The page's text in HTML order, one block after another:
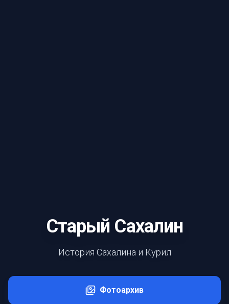
Старый Сахалин
История Сахалина и Курил
Фотоархив